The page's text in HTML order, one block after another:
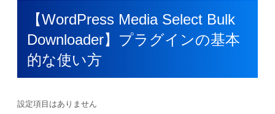
【WordPress Media Select Bulk
Downloader】プラグインの基本
的な使い方
設定項目はありません